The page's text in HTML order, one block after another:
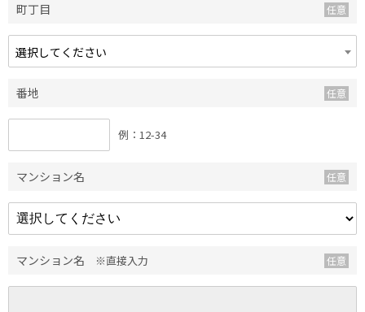
町丁目
選択してください
番地
例：12-34
マンション名
マンション名 ※直接入力